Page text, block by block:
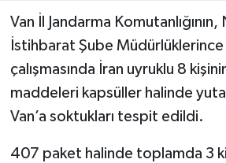
Van İl Jandarma
İstihbarat Şube
çalışmasında İran uyruklu 8
maddeleri kapsüller halinde
Van’a soktukları tespit edildi.
407 paket halinde toplamda 3